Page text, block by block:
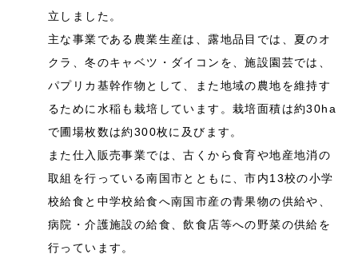
立しました。
主な事業である農業生産は、露地品目では、夏のオ
クラ、冬のキャベツ・ダイコンを、施設園芸では、
パプリカ基幹作物として、また地域の農地を維持す
るために水稲も栽培しています。栽培面積は約30ha
で圃場枚数は約300枚に及びます。
また仕入販売事業では、古くから食育や地産地消の
取組を行っている南国市とともに、市内13校の小学
校給食と中学校給食へ南国市産の青果物の供給や、
病院・介護施設の給食、飲食店等への野菜の供給を
行っています。